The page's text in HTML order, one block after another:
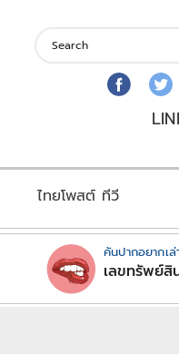
ไทยโพสต์ ทีวี
คันปากอยากเล่
เลขทรัพย์สิ